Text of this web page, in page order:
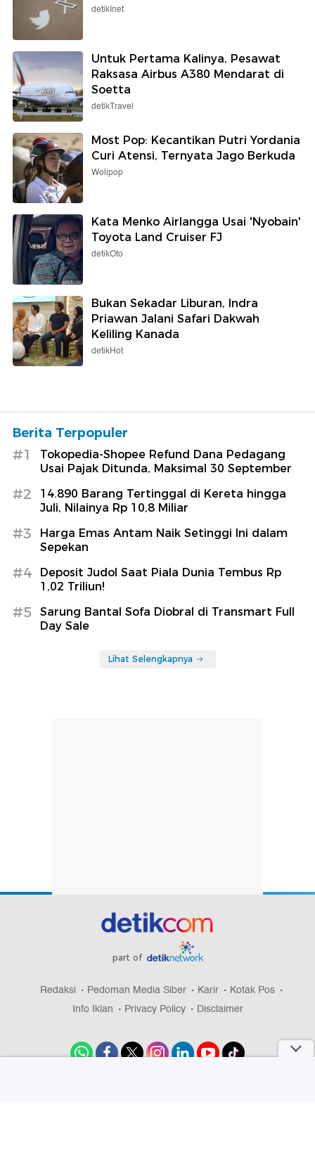
detikInet
Untuk Pertama Kalinya, Pesawat
Raksasa Airbus A380 Mendarat di
Soetta
detikTravel
Most Pop: Kecantikan Putri Yordania
Curi Atensi, Ternyata Jago Berkuda
Wolipop
Kata Menko Airlangga Usai 'Nyobain'
Toyota Land Cruiser FJ
detikOto
Bukan Sekadar Liburan, Indra
Priawan Jalani Safari Dakwah
Keliling Kanada
detikHot
Berita Terpopuler
#1
Tokopedia-Shopee Refund Dana Pedagang
Usai Pajak Ditunda, Maksimal 30 September
#2
14.890 Barang Tertinggal di Kereta hingga
Juli, Nilainya Rp 10,8 Miliar
#3
Harga Emas Antam Naik Setinggi Ini dalam
Sepekan
#4
Deposit Judol Saat Piala Dunia Tembus Rp
1,02 Triliun!
#5
Sarung Bantal Sofa Diobral di Transmart Full
Day Sale
Lihat Selengkapnya
part of
Redaksi Pedoman Media Siber Karir
Kotak Pos
Info Iklan
Privacy Policy Disclaimer